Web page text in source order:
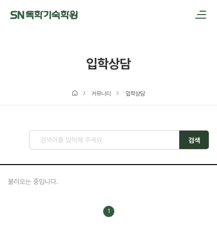
입학상담
커뮤니티 입학상담
검색
불러오는 중입니다.
1